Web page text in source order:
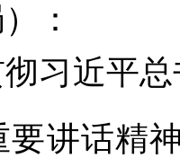
：
习近平
要讲话精